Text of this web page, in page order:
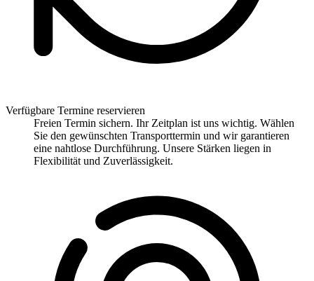
Verfügbare Termine reservieren
Freien Termin sichern. Ihr Zeitplan ist uns wichtig. Wählen
Sie den gewünschten Transporttermin und wir garantieren
eine nahtlose Durchführung. Unsere Stärken liegen in
Flexibilität und Zuverlässigkeit.